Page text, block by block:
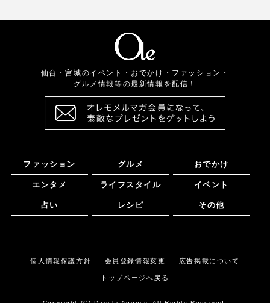
仙台・宮城のイベント・おでかけ・ファッション・
グルメ情報等の最新情報を配信！
ファッション グルメ おでかけ
エンタメ ライフスタイル イベント
占い レシピ その他
個人情報保護方針 会員登録情報変更 広告掲載について
トップページへ戻る